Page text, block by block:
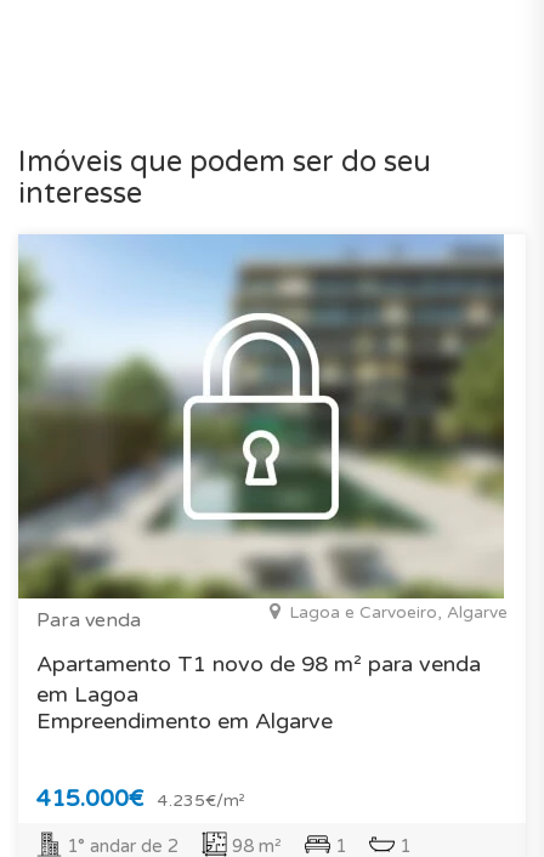
Imóveis que podem ser do seu
interesse
Para venda Lagoa e Carvoeiro, Algarve
Apartamento T1 novo de 98 m² para venda
em Lagoa
Empreendimento em Algarve
415.000€ 4.235€/m²
1° andar de 2 98 m² 1 1